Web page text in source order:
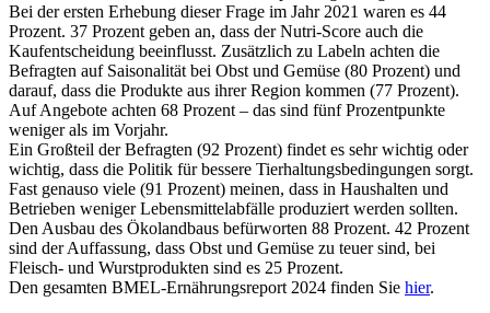
Bei der ersten Erhebung dieser Frage im Jahr 2021 waren es 44
Prozent. 37 Prozent geben an, dass der Nutri-Score auch die
Kaufentscheidung beeinflusst. Zusätzlich zu Labeln achten die
Befragten auf Saisonalität bei Obst und Gemüse (80 Prozent) und
darauf, dass die Produkte aus ihrer Region kommen (77 Prozent).
Auf Angebote achten 68 Prozent – das sind fünf Prozentpunkte
weniger als im Vorjahr.
Ein Großteil der Befragten (92 Prozent) findet es sehr wichtig oder
wichtig, dass die Politik für bessere Tierhaltungsbedingungen sorgt.
Fast genauso viele (91 Prozent) meinen, dass in Haushalten und
Betrieben weniger Lebensmittelabfälle produziert werden sollten.
Den Ausbau des Ökolandbaus befürworten 88 Prozent. 42 Prozent
sind der Auffassung, dass Obst und Gemüse zu teuer sind, bei
Fleisch- und Wurstprodukten sind es 25 Prozent.
Den gesamten BMEL-Ernährungsreport 2024 finden Sie hier.